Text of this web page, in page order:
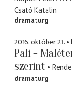
Csató Katalin
dramaturg
2016. október 23.
Pali –
szerint
dramaturg